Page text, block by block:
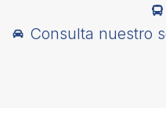
Consulta nuestro